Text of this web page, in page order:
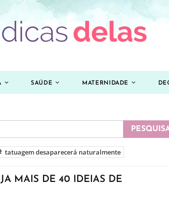
SAÚDE MATERNIDADE
tatuagem desaparecerá naturalmente
MAIS DE 40 IDEIAS DE